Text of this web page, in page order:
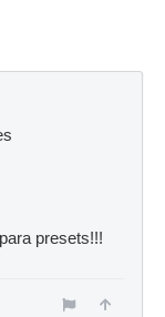
presets!!!